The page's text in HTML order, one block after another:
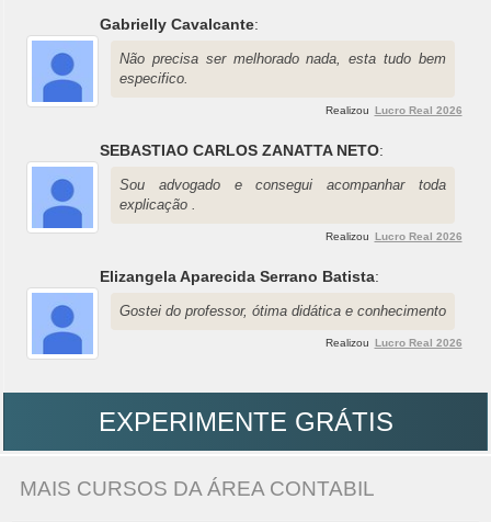
Gabrielly Cavalcante:
Não precisa ser melhorado nada, esta tudo bem
especifico.
Realizou Lucro Real 2026
SEBASTIAO CARLOS ZANATTA NETO:
Sou advogado e consegui acompanhar toda
explicação .
Realizou Lucro Real 2026
Elizangela Aparecida Serrano Batista:
Gostei do professor, ótima didática e conhecimento
Realizou Lucro Real 2026
EXPERIMENTE GRÁTIS
MAIS CURSOS DA ÁREA CONTABIL